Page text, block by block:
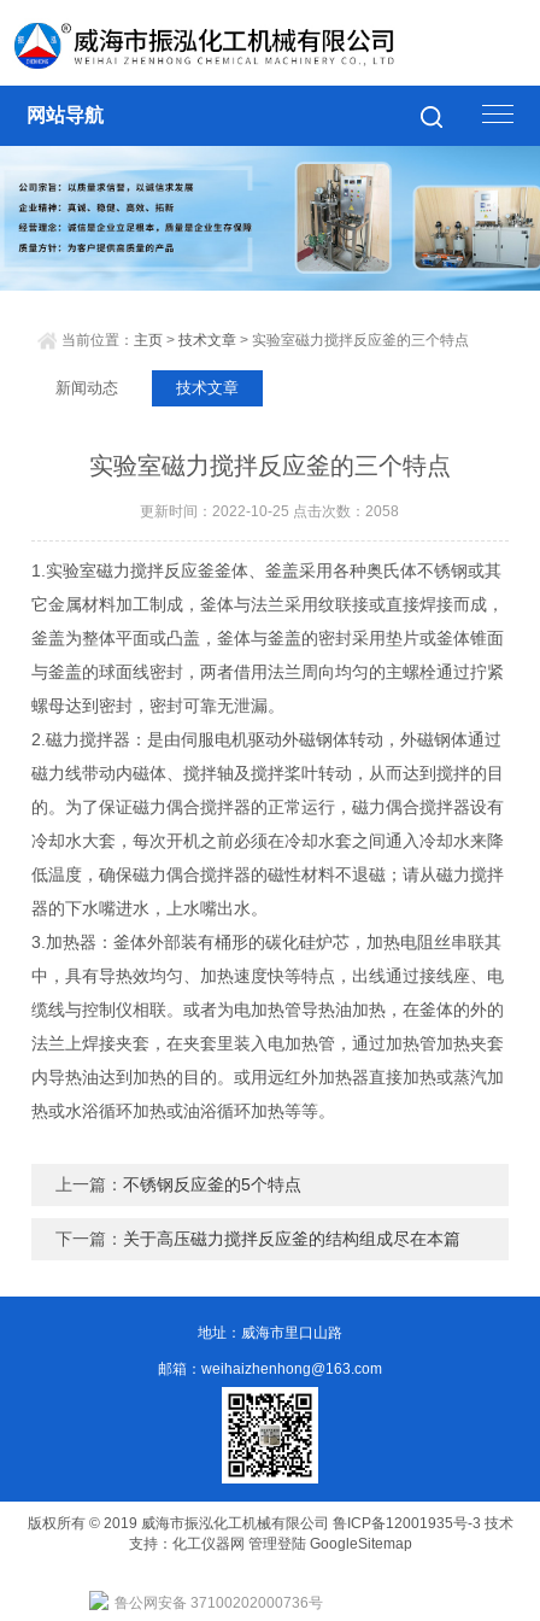
网站导航
当前位置： 主页 >技术文章 > 实验室磁力搅拌反应釜的三个特点
新闻动态 技术文章
实验室磁力搅拌反应釜的三个特点
更新时间：2022-10-25 点击次数：2058
1.实验室磁力搅拌反应釜釜体、釜盖采用各种奥氏体不锈钢或其
它金属材料加工制成，釜体与法兰采用纹联接或直接焊接而成，
釜盖为整体平面或凸盖，釜体与釜盖的密封采用垫片或釜体锥面
与釜盖的球面线密封，两者借用法兰周向均匀的主螺栓通过拧紧
螺母达到密封，密封可靠无泄漏。
2.磁力搅拌器：是由伺服电机驱动外磁钢体转动，外磁钢体通过
磁力线带动内磁体、搅拌轴及搅拌桨叶转动，从而达到搅拌的目
的。为了保证磁力偶合搅拌器的正常运行，磁力偶合搅拌器设有
冷却水大套，每次开机之前必须在冷却水套之间通入冷却水来降
低温度，确保磁力偶合搅拌器的磁性材料不退磁；请从磁力搅拌
器的下水嘴进水，上水嘴出水。
3.加热器：釜体外部装有桶形的碳化硅炉芯，加热电阻丝串联其
中，具有导热效均匀、加热速度快等特点，出线通过接线座、电
缆线与控制仪相联。或者为电加热管导热油加热，在釜体的外的
法兰上焊接夹套，在夹套里装入电加热管，通过加热管加热夹套
内导热油达到加热的目的。或用远红外加热器直接加热或蒸汽加
热或水浴循环加热或油浴循环加热等等。
上一篇：不锈钢反应釜的5个特点
下一篇： 关于高压磁力搅拌反应釜的结构组成尽在本篇
地址：威海市里口山路
邮箱：weihaizhenhong@163.com
版权所有 © 2019 威海市振泓化工机械有限公司 鲁ICP备12001935号-3 技术
支持： 化工仪器网 管理登陆 GoogleSitemap
鲁公网安备 37100202000736号